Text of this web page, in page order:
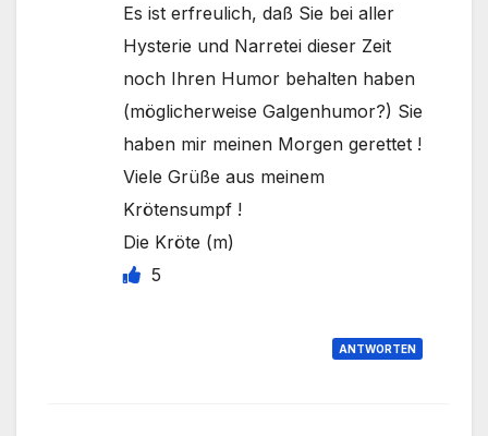
Es ist erfreulich, daß Sie bei aller
Hysterie und Narretei dieser Zeit
noch Ihren Humor behalten haben
(möglicherweise Galgenhumor?) Sie
haben mir meinen Morgen gerettet !
Viele Grüße aus meinem
Krötensumpf !
Die Kröte (m)
5
ANTWORTEN